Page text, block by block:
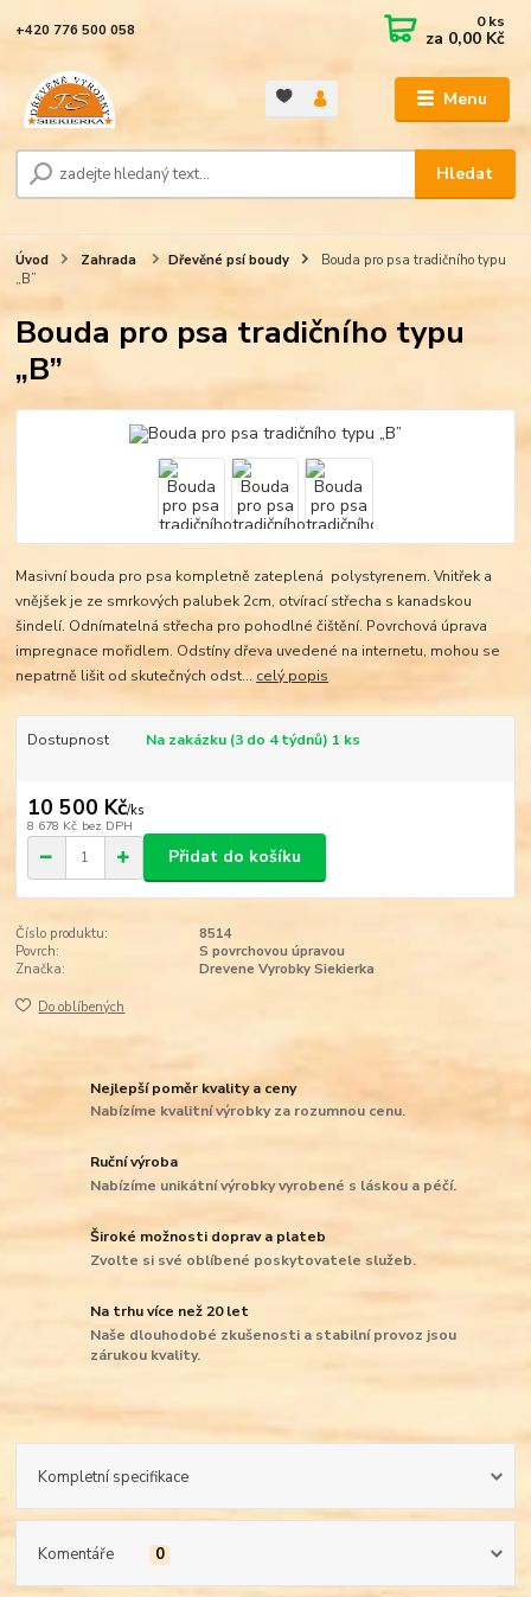
Menu
Hledat
+420 776 500 058 0ks
za 0,00 Kč
Úvod Zahrada Dřevěné psí boudy
Bouda pro psa tradičního typu
„B”
Bouda pro psa tradičního typu
„B”
Masivní bouda pro psa kompletně zateplená polystyrenem. Vnitřek a
vnějšek je ze smrkových palubek 2cm, otvírací střecha s kanadskou
šindelí. Odnímatelná střecha pro pohodlné čištění. Povrchová úprava
impregnace mořidlem. Odstíny dřeva uvedené na internetu, mohou se
nepatrně lišit od skutečných odst... celý popis
Dostupnost Na zakázku (3 do 4 týdnů) 1 ks
10 500 Kč/ks
8 678 Kč bez DPH
Přidat do košíku
Číslo produktu:
8514
Povrch:
S povrchovou úpravou
Značka:
Drevene Vyrobky Siekierka
Do oblíbených
Nejlepší poměr kvality a ceny
Nabízíme kvalitní výrobky za rozumnou cenu.
Ruční výroba
Nabízíme unikátní výrobky vyrobené s láskou a péčí.
Široké možnosti doprav a plateb
Zvolte si své oblíbené poskytovatele služeb.
Na trhu více než 20 let
Naše dlouhodobé zkušenosti a stabilní provoz jsou
zárukou kvality.
Kompletní specifikace
Komentáře 0